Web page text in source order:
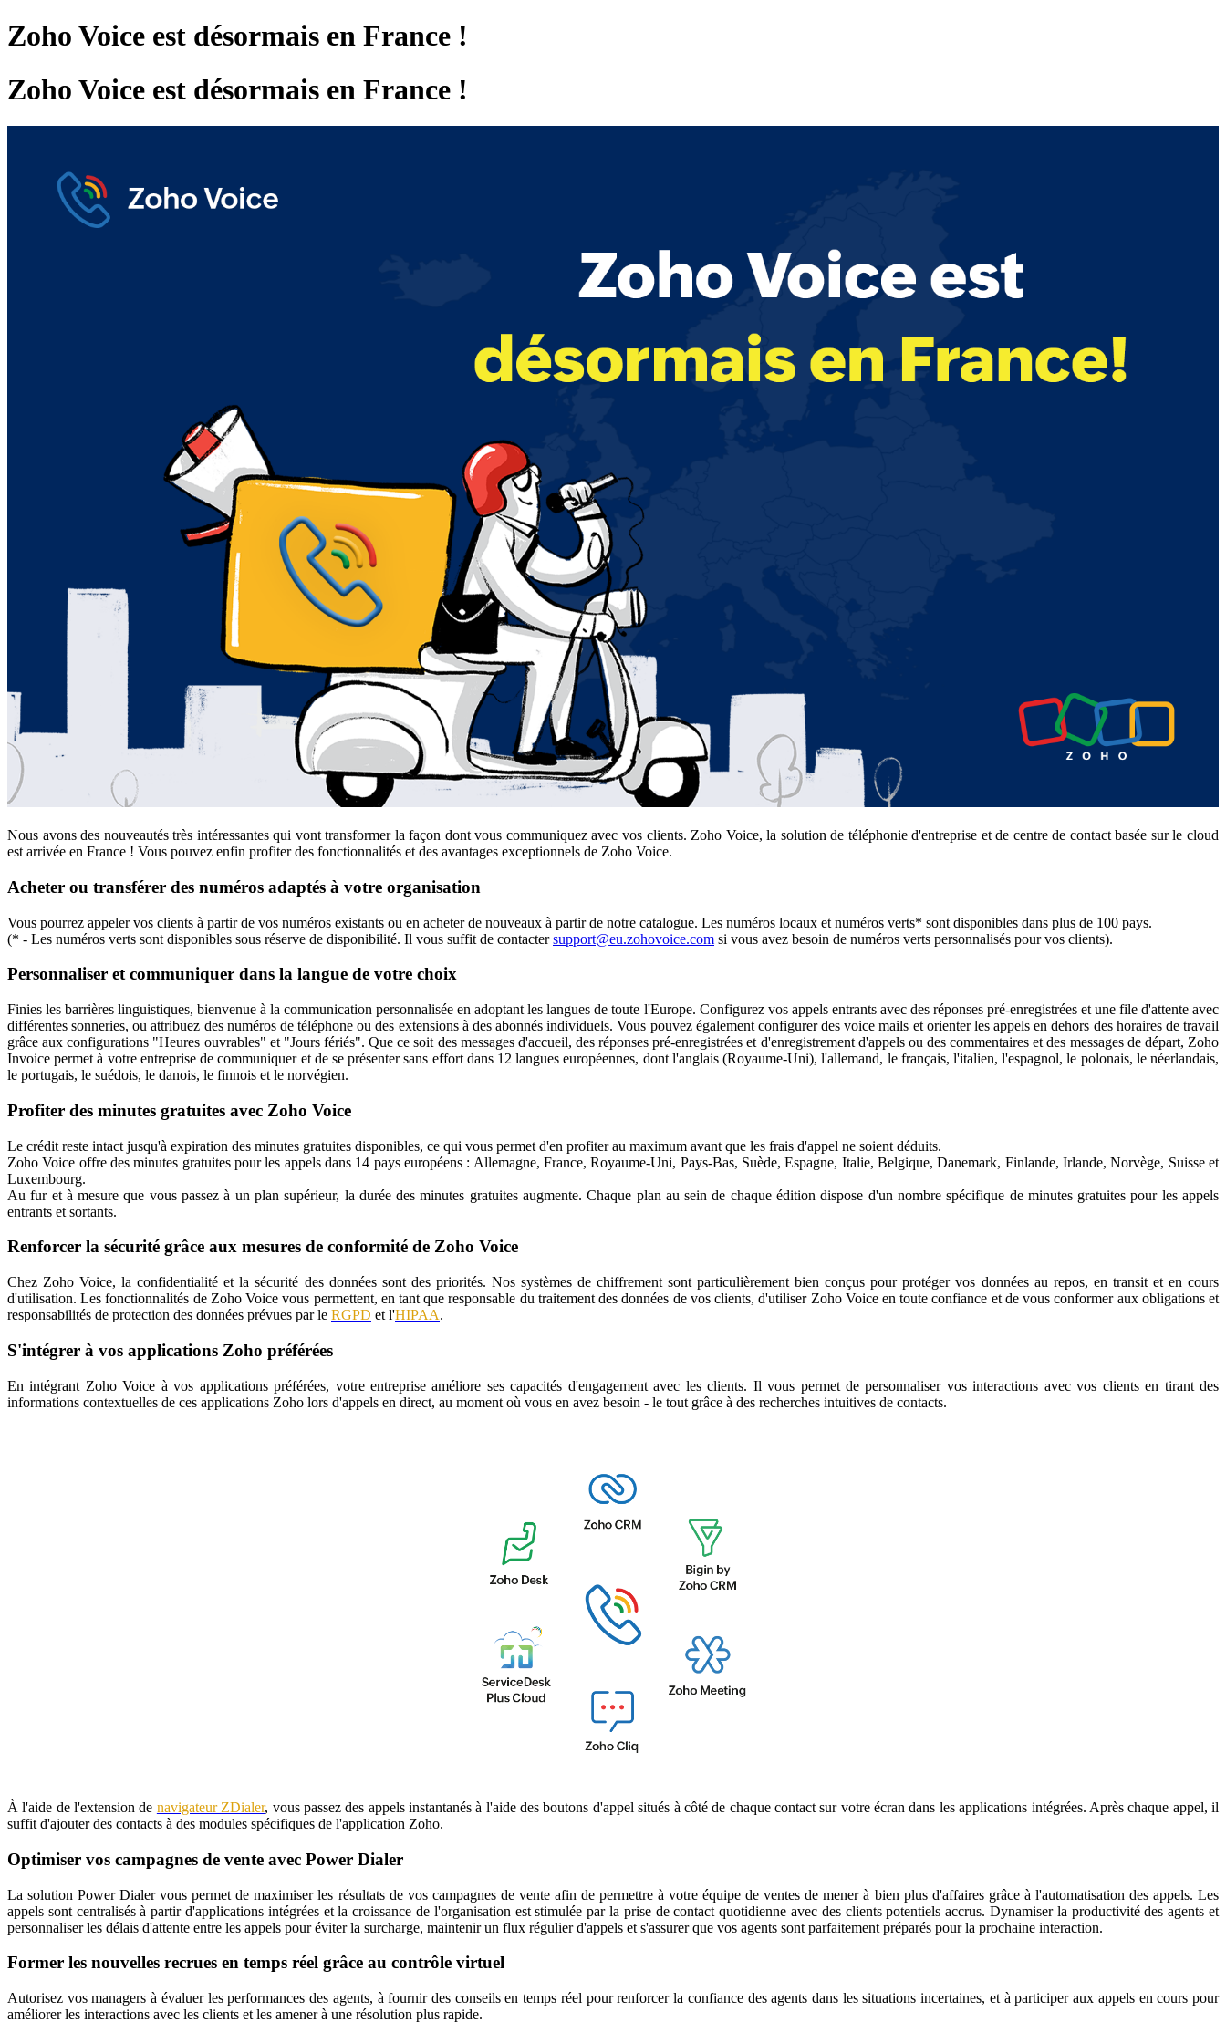
Zoho Voice est désormais en France !
Zoho Voice est désormais en France !
Nous avons des nouveautés très intéressantes qui vont transformer la façon dont vous communiquez avec vos clients. Zoho Voice, la solution de téléphonie d'entreprise et de centre de contact basée sur le cloud
est arrivée en France ! Vous pouvez enfin profiter des fonctionnalités et des avantages exceptionnels de Zoho Voice.
Acheter ou transférer des numéros adaptés à votre organisation
Vous pourrez appeler vos clients à partir de vos numéros existants ou en acheter de nouveaux à partir de notre catalogue. Les numéros locaux et numéros verts* sont disponibles dans plus de 100 pays.
(* - Les numéros verts sont disponibles sous réserve de disponibilité. Il vous suffit de contactersupport@eu.zohovoice.com si vous avez besoin de numéros verts personnalisés pour vos clients).
Personnaliser et communiquer dans la langue de votre choix
Finies les barrières linguistiques, bienvenue à la communication personnalisée en adoptant les langues de toute l'Europe. Configurez vos appels entrants avec des réponses pré-enregistrées et une file d'attente avec
différentes sonneries, ou attribuez des numéros de téléphone ou des extensions à des abonnés individuels. Vous pouvez également configurer des voice mails et orienter les appels en dehors des horaires de travail
grâce aux configurations "Heures ouvrables" et "Jours fériés". Que ce soit des messages d'accueil, des réponses pré-enregistrées et d'enregistrement d'appels ou des commentaires et des messages de départ, Zoho
Invoice permet à votre entreprise de communiquer et de se présenter sans effort dans 12 langues européennes, dont l'anglais (Royaume-Uni), l'allemand, le français, l'italien, l'espagnol, le polonais, le néerlandais,
le portugais, le suédois, le danois, le finnois et le norvégien.
Profiter des minutes gratuites avec Zoho Voice
Le crédit reste intact jusqu'à expiration des minutes gratuites disponibles, ce qui vous permet d'en profiter au maximum avant que les frais d'appel ne soient déduits.
Zoho Voice offre des minutes gratuites pour les appels dans 14 pays européens : Allemagne, France, Royaume-Uni, Pays-Bas, Suède, Espagne, Italie, Belgique, Danemark, Finlande, Irlande, Norvège, Suisse et
Luxembourg.
Au fur et à mesure que vous passez à un plan supérieur, la durée des minutes gratuites augmente. Chaque plan au sein de chaque édition dispose d'un nombre spécifique de minutes gratuites pour les appels
entrants et sortants.
Renforcer la sécurité grâce aux mesures de conformité de Zoho Voice
Chez Zoho Voice, la confidentialité et la sécurité des données sont des priorités. Nos systèmes de chiffrement sont particulièrement bien conçus pour protéger vos données au repos, en transit et en cours
d'utilisation. Les fonctionnalités de Zoho Voice vous permettent, en tant que responsable du traitement des données de vos clients, d'utiliser Zoho Voice en toute confiance et de vous conformer aux obligations et
responsabilités de protection des données prévues par le RGPD et l'HIPAA.
S'intégrer à vos applications Zoho préférées
En intégrant Zoho Voice à vos applications préférées, votre entreprise améliore ses capacités d'engagement avec les clients. Il vous permet de personnaliser vos interactions avec vos clients en tirant des
informations contextuelles de ces applications Zoho lors d'appels en direct, au moment où vous en avez besoin - le tout grâce à des recherches intuitives de contacts.
À l'aide de l'extension de navigateur ZDialer, vous passez des appels instantanés à l'aide des boutons d'appel situés à côté de chaque contact sur votre écran dans les applications intégrées. Après chaque appel, il
suffit d'ajouter des contacts à des modules spécifiques de l'application Zoho.
Optimiser vos campagnes de vente avec Power Dialer
La solution Power Dialer vous permet de maximiser les résultats de vos campagnes de vente afin de permettre à votre équipe de ventes de mener à bien plus d'affaires grâce à l'automatisation des appels. Les
appels sont centralisés à partir d'applications intégrées et la croissance de l'organisation est stimulée par la prise de contact quotidienne avec des clients potentiels accrus. Dynamiser la productivité des agents et
personnaliser les délais d'attente entre les appels pour éviter la surcharge, maintenir un flux régulier d'appels et s'assurer que vos agents sont parfaitement préparés pour la prochaine interaction.
Former les nouvelles recrues en temps réel grâce au contrôle virtuel
Autorisez vos managers à évaluer les performances des agents, à fournir des conseils en temps réel pour renforcer la confiance des agents dans les situations incertaines, et à participer aux appels en cours pour
améliorer les interactions avec les clients et les amener à une résolution plus rapide.